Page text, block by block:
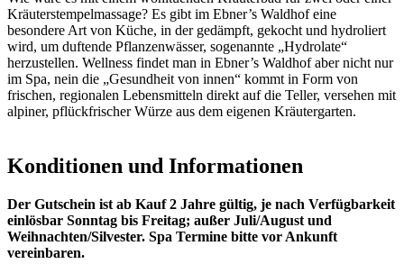
Kräuterstempelmassage? Es gibt im Ebner’s Waldhof eine
besondere Art von Küche, in der gedämpft, gekocht und hydroliert
wird, um duftende Pflanzenwässer, sogenannte „Hydrolate“
herzustellen. Wellness findet man in Ebner’s Waldhof aber nicht nur
im Spa, nein die „Gesundheit von innen“ kommt in Form von
frischen, regionalen Lebensmitteln direkt auf die Teller, versehen mit
alpiner, pflückfrischer Würze aus dem eigenen Kräutergarten.
Konditionen und Informationen
Der Gutschein ist ab Kauf 2 Jahre gültig, je nach Verfügbarkeit
einlösbar Sonntag bis Freitag; außer Juli/August und
Weihnachten/Silvester. Spa Termine bitte vor Ankunft
vereinbaren.